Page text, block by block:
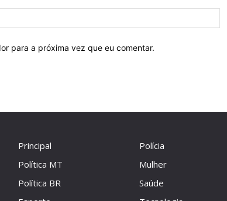
para a próxima vez que eu comentar.
Principal
Política MT
Política BR
Polícia
Mulher
Saúde